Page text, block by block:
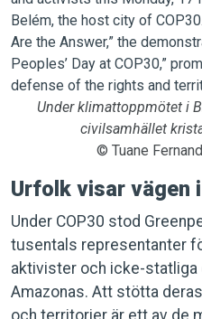
Under klimattoppmötet i
civilsamhället
© Tuane
Urfolk visar vägen
Under COP30 stod
tusentals representanter
aktivister och icke-statliga
Amazonas. Att stötta
och territorier är ett av de